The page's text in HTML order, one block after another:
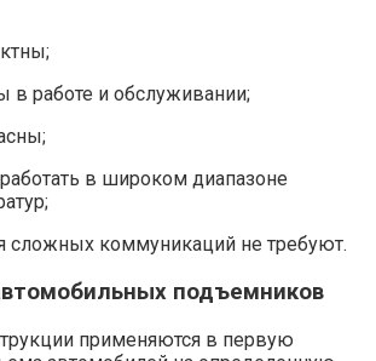
в работе и обслуживании;
в широком диапазоне
сложных коммуникаций не требуют.
подъемников
применяются в первую